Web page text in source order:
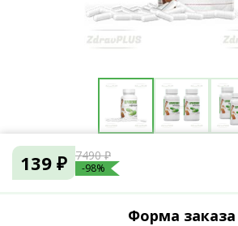
139 ₽ 7490 ₽
-98%
Форма заказа